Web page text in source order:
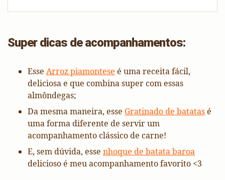
Super dicas de acompanhamentos:
Esse Arroz piamontese é uma receita fácil,
deliciosa e que combina super com essas
almôndegas;
Da mesma maneira, esse Gratinado de batatasé
uma forma diferente de servir um
acompanhamento clássico de carne!
E, sem dúvida, esse nhoque de batata baroa
delicioso é meu acompanhamento favorito <3